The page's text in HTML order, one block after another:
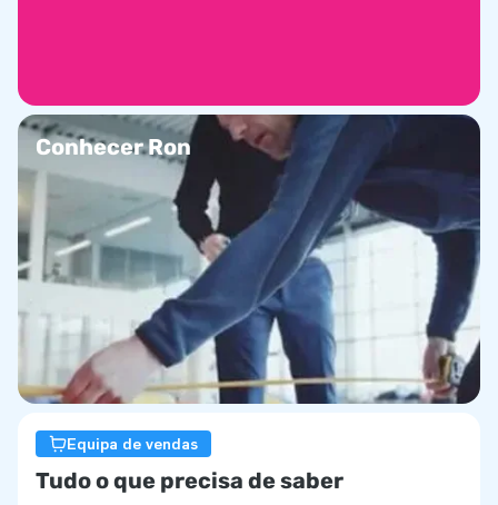
Conhecer Ron
Equipa de vendas
Tudo o que precisa de saber